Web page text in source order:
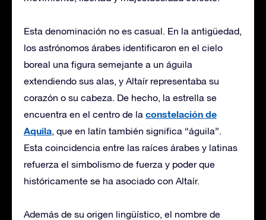
Esta denominación no es casual. En la antigüedad,
los astrónomos árabes identificaron en el cielo
boreal una figura semejante a un águila
extendiendo sus alas, y Altaír representaba su
corazón o su cabeza. De hecho, la estrella se
encuentra en el centro de la constelación de
Aquila, que en latín también significa “águila”.
Esta coincidencia entre las raíces árabes y latinas
refuerza el simbolismo de fuerza y poder que
históricamente se ha asociado con Altaír.
Además de su origen lingüístico, el nombre de